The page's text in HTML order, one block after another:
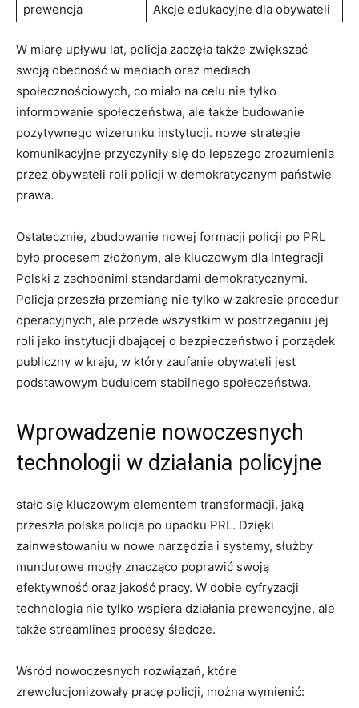
prewencja
Akcje edukacyjne dla obywateli
W ⁣miarę upływu lat, policja zaczęła także zwiększać
swoją obecność w mediach oraz mediach‍
społecznościowych, co miało na celu ⁤nie tylko
informowanie społeczeństwa,⁢ ale⁣ także budowanie
pozytywnego wizerunku instytucji. nowe strategie
komunikacyjne przyczyniły się do lepszego zrozumienia
przez obywateli roli policji w demokratycznym państwie
prawa.
Ostatecznie, zbudowanie‍ nowej ⁣formacji policji po PRL⁢
było procesem złożonym,​ ale kluczowym dla⁣ integracji‍
Polski z zachodnimi standardami demokratycznymi.
Policja przeszła przemianę nie tylko ‍w zakresie‌ procedur⁢
operacyjnych, ale przede wszystkim⁣ w postrzeganiu jej
roli⁤ jako instytucji dbającej ‍o bezpieczeństwo i porządek​
publiczny w kraju,‌ w który zaufanie obywateli jest
podstawowym ‌budulcem ⁣stabilnego społeczeństwa.
Wprowadzenie nowoczesnych
technologii ‍w ⁢działania policyjne
stało się kluczowym elementem transformacji, jaką
przeszła ⁣polska policja po upadku ⁢PRL.⁤ Dzięki‍
zainwestowaniu w nowe narzędzia i systemy, ​służby⁢
mundurowe ‌mogły znacząco poprawić swoją
⁢efektywność oraz jakość​ pracy. W ‌dobie⁤ cyfryzacji
technologia nie ‌tylko wspiera działania prewencyjne, ale
także streamlines procesy śledcze.
Wśród ⁤nowoczesnych‍ rozwiązań, które
zrewolucjonizowały ⁢pracę policji, można wymienić: